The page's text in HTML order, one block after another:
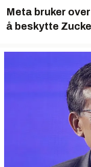
Meta bruker
å beskytte